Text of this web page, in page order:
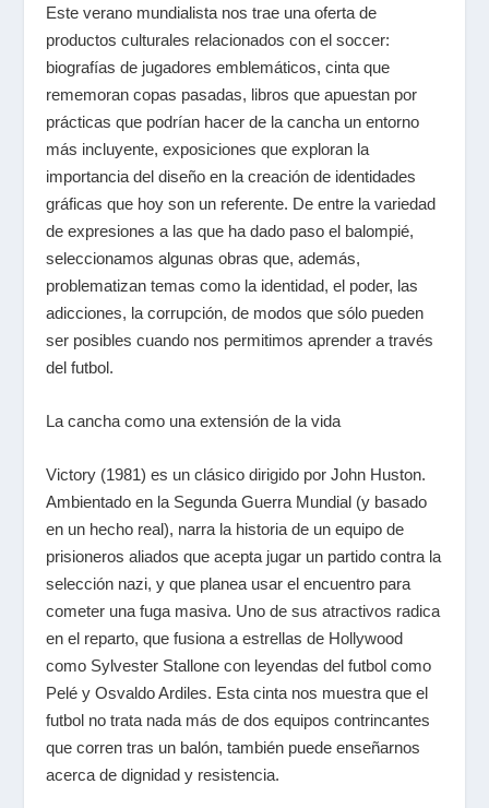
Este verano mundialista nos trae una oferta de
productos culturales relacionados con el soccer:
biografías de jugadores emblemáticos, cinta que
rememoran copas pasadas, libros que apuestan por
prácticas que podrían hacer de la cancha un entorno
más incluyente, exposiciones que exploran la
importancia del diseño en la creación de identidades
gráficas que hoy son un referente. De entre la variedad
de expresiones a las que ha dado paso el balompié,
seleccionamos algunas obras que, además,
problematizan temas como la identidad, el poder, las
adicciones, la corrupción, de modos que sólo pueden
ser posibles cuando nos permitimos aprender a través
del futbol.
La cancha como una extensión de la vida
Victory (1981) es un clásico dirigido por John Huston.
Ambientado en la Segunda Guerra Mundial (y basado
en un hecho real), narra la historia de un equipo de
prisioneros aliados que acepta jugar un partido contra la
selección nazi, y que planea usar el encuentro para
cometer una fuga masiva. Uno de sus atractivos radica
en el reparto, que fusiona a estrellas de Hollywood
como Sylvester Stallone con leyendas del futbol como
Pelé y Osvaldo Ardiles. Esta cinta nos muestra que el
futbol no trata nada más de dos equipos contrincantes
que corren tras un balón, también puede enseñarnos
acerca de dignidad y resistencia.